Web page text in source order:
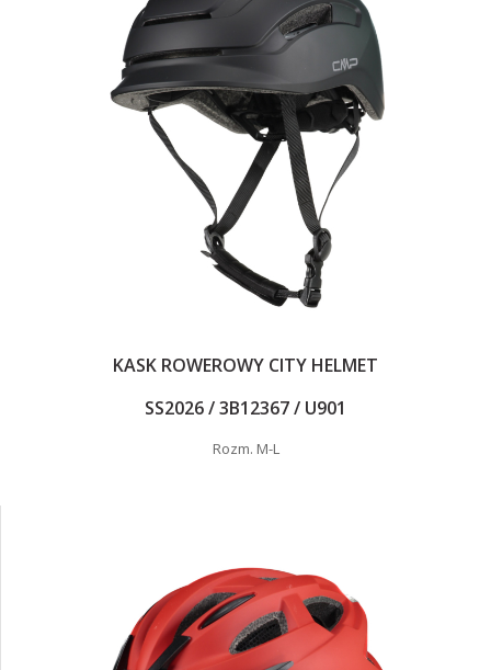
KASK ROWEROWY CITY HELMET
SS2026 / 3B12367 / U901
Rozm. M-L